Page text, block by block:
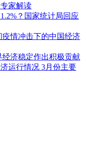
家解读
？国家统计局回应
疫情冲击下的中国经济
济稳定作出积极贡献
运行情况 3月份主要